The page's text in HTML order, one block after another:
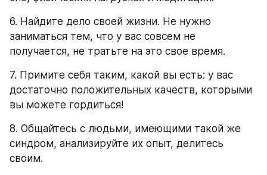
6. Найдите дело своей жизни. Не нужно
заниматься тем, что у вас совсем не
получается, не тратьте на это свое время.
7. Примите себя таким, какой вы есть: у вас
достаточно положительных качеств, которыми
вы можете гордиться!
8. Общайтесь с людьми, имеющими такой же
синдром, анализируйте их опыт, делитесь
своим.